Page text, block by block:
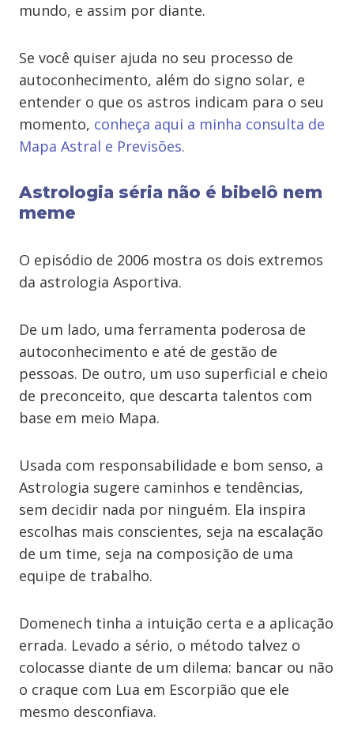
mundo, e assim por diante.
Se você quiser ajuda no seu processo de
autoconhecimento, além do signo solar, e
entender o que os astros indicam para o seu
momento, conheça aqui a minha consulta de
Mapa Astral e Previsões.
Astrologia séria não é bibelô nem
meme
O episódio de 2006 mostra os dois extremos
da astrologia Asportiva.
De um lado, uma ferramenta poderosa de
autoconhecimento e até de gestão de
pessoas. De outro, um uso superficial e cheio
de preconceito, que descarta talentos com
base em meio Mapa.
Usada com responsabilidade e bom senso, a
Astrologia sugere caminhos e tendências,
sem decidir nada por ninguém. Ela inspira
escolhas mais conscientes, seja na escalação
de um time, seja na composição de uma
equipe de trabalho.
Domenech tinha a intuição certa e a aplicação
errada. Levado a sério, o método talvez o
colocasse diante de um dilema: bancar ou não
o craque com Lua em Escorpião que ele
mesmo desconfiava.